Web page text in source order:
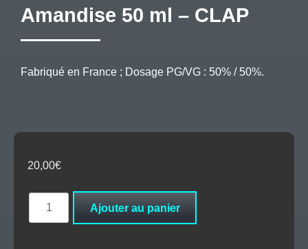
Amandise 50 ml – CLAP
Fabriqué en France ; Dosage PG/VG : 50% / 50%.
20,00€
Ajouter au panier